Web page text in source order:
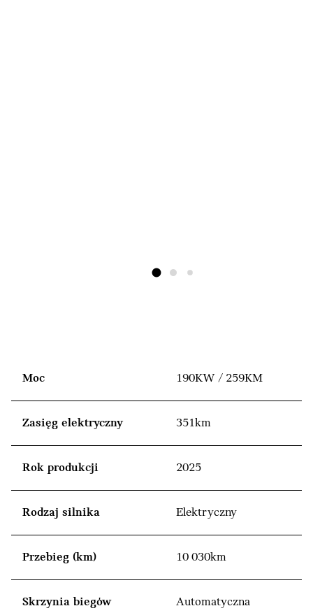
Moc 190KW / 259KM
Zasięg elektryczny 351km
Rok produkcji 2025
Rodzaj silnika Elektryczny
Przebieg (km) 10 030km
Skrzynia biegów Automatyczna